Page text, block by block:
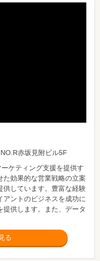
赤坂見附ビル5F
ケティング支援を提供す
た効果的な営業戦略の立案
供しています。豊富な経験
アントのビジネスを成功に
供します。また、データ
る